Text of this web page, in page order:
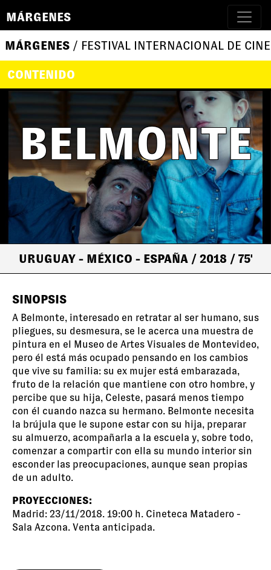
MÁRGENES
MÁRGENES / FESTIVAL INTERNACIONAL DE
CONTENIDO
BELMONTE
URUGUAY - MÉXICO - ESPAÑA / 2018 / 75'
SINOPSIS
A Belmonte, interesado en retratar al ser humano, sus
pliegues, su desmesura, se le acerca una muestra de
pintura en el Museo de Artes Visuales de Montevideo,
pero él está más ocupado pensando en los cambios
que vive su familia: su ex mujer está embarazada,
fruto de la relación que mantiene con otro hombre, y
percibe que su hija, Celeste, pasará menos tiempo
con él cuando nazca su hermano. Belmonte necesita
la brújula que le supone estar con su hija, preparar
su almuerzo, acompañarla a la escuela y, sobre todo,
comenzar a compartir con ella su mundo interior sin
esconder las preocupaciones, aunque sean propias
de un adulto.
PROYECCIONES:
Madrid: 23/11/2018. 19:00 h. Cineteca Matadero -
Sala Azcona. Venta anticipada.